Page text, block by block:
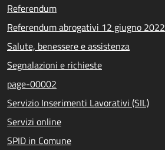
Referendum
Referendum abrogativi 12 giugno 2022
Salute, benessere e assistenza
Segnalazioni e richieste
page-00002
Servizio Inserimenti Lavorativi (SIL)
Servizi online
SPID in Comune